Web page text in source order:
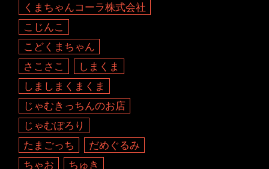
くまちゃんコーラ株式会社
こじんこ
こどくまちゃん
さこさこ
しまくま
しましまくまくま
じゃむきっちんのお店
じゃむぽろり
たまごっち
だめぐるみ
ちゃお
ちゅき